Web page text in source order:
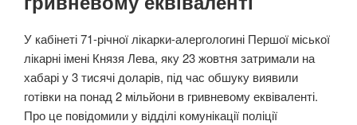
У кабінеті 71-річної лікарки-алергологині Першої міської
лікарні імені Князя Лева, яку 23 жовтня затримали на
хабарі у 3 тисячі доларів, під час обшуку виявили
готівки на понад 2 мільйони в гривневому еквіваленті.
Про це повідомили у відділі комунікації поліції